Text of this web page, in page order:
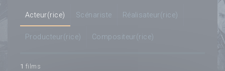
Acteur(rice) Scénariste Réalisateur(rice)
Producteur(rice) Compositeur(rice)
1 films